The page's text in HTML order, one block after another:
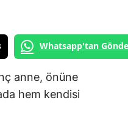
Whatsapp'tan
anne, önüne
hem kendisi